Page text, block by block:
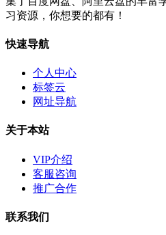
习资源，你想要的都有！
快速导航
个人中心
标签云
网址导航
关于本站
VIP介绍
客服咨询
推广合作
联系我们